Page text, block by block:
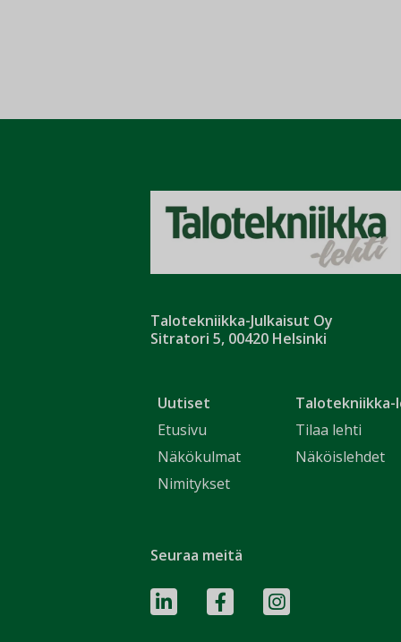
Talotekniikka-Julkaisut Oy
Sitratori 5, 00420 Helsinki
Uutiset
Etusivu
Näkökulmat
Nimitykset
Talotekniikka-
Tilaa lehti
Näköislehdet
Seuraa meitä